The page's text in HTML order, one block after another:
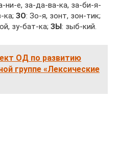
ни-е, за-да-ва-ка, за-би-я-
ка; ЗО: Зо-я, зонт, зон-тик;
зу-бат-ка; ЗЫ: зыб-кий.
ОД по развитию
группе «Лексические